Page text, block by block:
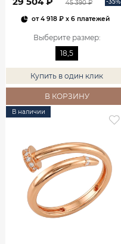
45 390 ₽
от4 918 ₽x 6 платежей
Выберите размер:
18,5
Купить в один клик
В КОРЗИНУ
В наличии